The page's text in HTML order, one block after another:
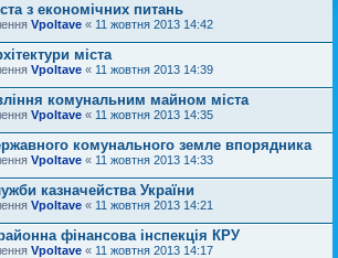
з економічних питань
Vpoltave « 11 жовтня 2013 14:42
міста
Vpoltave « 11 жовтня 2013 14:39
комунальним майном міста
Vpoltave « 11 жовтня 2013 14:35
комунального земле впорядника
Vpoltave « 11 жовтня 2013 14:33
казначейства України
Vpoltave « 11 жовтня 2013 14:21
фінансова інспекція КРУ
Vpoltave « 11 жовтня 2013 14:17